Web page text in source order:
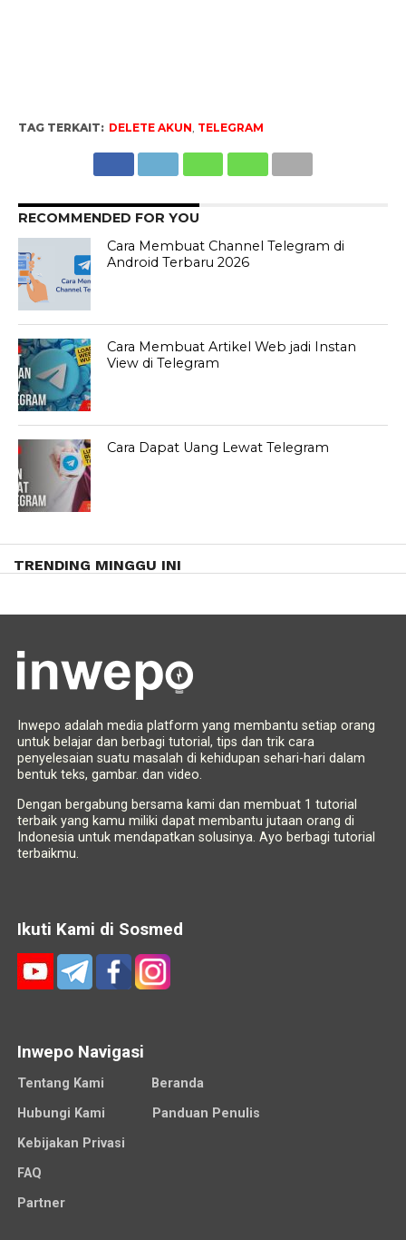
TAG TERKAIT: DELETE AKUN TELEGRAM
RECOMMENDED FOR YOU
Cara Membuat Channel Telegram di
Android Terbaru 2026
Cara Membuat Artikel Web jadi Instan
View di Telegram
Cara Dapat Uang Lewat Telegram
TRENDING MINGGU INI
Inwepo adalah media platform yang membantu setiap orang
untuk belajar dan berbagi tutorial, tips dan trik cara
penyelesaian suatu masalah di kehidupan sehari-hari dalam
bentuk teks, gambar. dan video.
Dengan bergabung bersama kami dan membuat 1 tutorial
terbaik yang kamu miliki dapat membantu jutaan orang di
Indonesia untuk mendapatkan solusinya. Ayo berbagi tutorial
terbaikmu.
Ikuti Kami di Sosmed
Inwepo Navigasi
Tentang Kami
Beranda
Hubungi Kami
Panduan Penulis
Kebijakan Privasi
FAQ
Partner